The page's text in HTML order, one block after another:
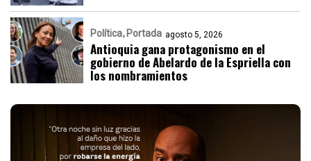
Política Portada agosto 5, 2026
Antioquia gana protagonismo en el
gobierno de Abelardo de la Espriella con
los nombramientos